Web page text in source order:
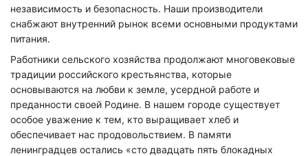
независимость и безопасность. Наши производители
снабжают внутренний рынок всеми основными продуктами
питания.
Работники сельского хозяйства продолжают многовековые
традиции российского крестьянства, которые
основываются на любви к земле, усердной работе и
преданности своей Родине. В нашем городе существует
особое уважение к тем, кто выращивает хлеб и
обеспечивает нас продовольствием. В памяти
ленинградцев остались «сто двадцать пять блокадных